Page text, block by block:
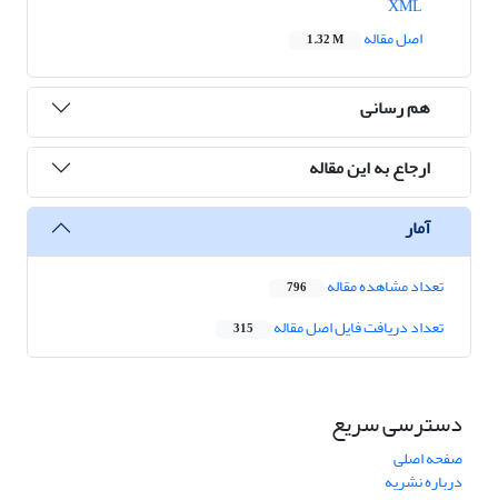
اصل مقاله
1.32 M
هم رسانی
ارجاع به این مقاله
آمار
تعداد مشاهده مقاله 796
تعداد دریافت فایل اصل مقاله 315
دسترسی سریع
صفحه اصلی
درباره نشریه